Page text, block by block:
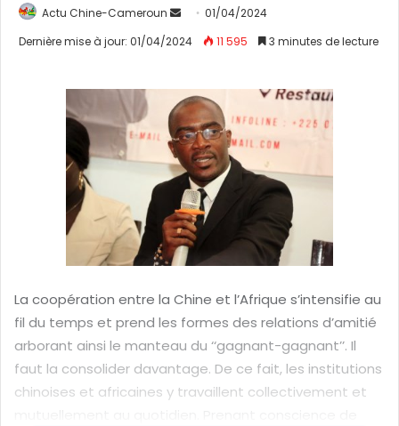
Actu Chine-Cameroun
n
y
r
u
c
o
u
r
l
01/04/2024
Dernière mise à jour: 01/04/2024
11 595 3 minutes de lecture
La coopération entre la Chine et l’Afrique s’intensifie au
fil du temps et prend les formes des relations d’amitié
arborant ainsi le manteau du ‘‘gagnant-gagnant’’. Il
faut la consolider davantage. De ce fait, les institutions
chinoises et africaines y travaillent collectivement et